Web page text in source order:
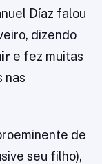
Díaz falou
dizendo
e fez muitas
nas
de
seu filho),